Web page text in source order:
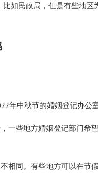
如民政局，但是有些地
年中秋节的婚姻登记办公
一些地方婚姻登记部门希
相同。有些地方可以在节